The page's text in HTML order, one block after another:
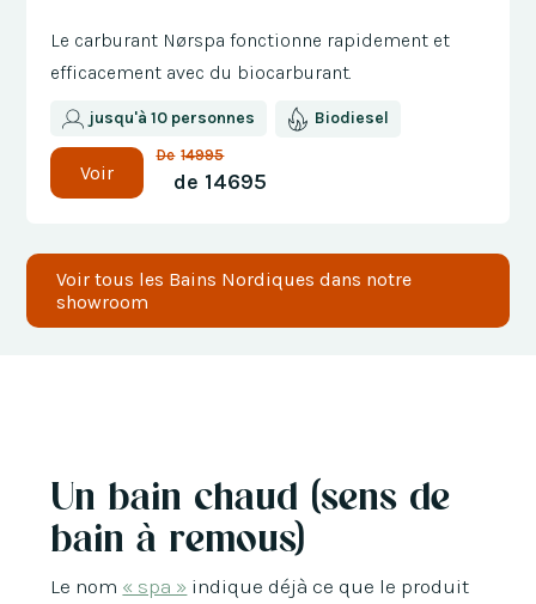
Le carburant Nørspa fonctionne rapidement et
efficacement avec du biocarburant.
jusqu'à 10 personnes Biodiesel
Voir
De 14995
de 14695
Voir tous les Bains Nordiques dans notre
showroom
Un bain chaud (sens de
bain à remous)
Le nom « spa » indique déjà ce que le produit